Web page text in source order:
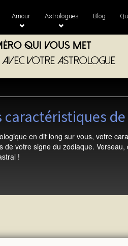
Amour Astrologues Blog
qui vous met
avec votre astrologue
caractéristiques
en dit long sur vous, votre
de votre signe du zodiaque.
!